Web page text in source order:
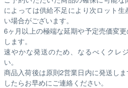
によっては供給不足により次ロット
い場合がございます。
6ヶ月以上の極端な延期や予定売価変
します。
速やかな発送のため、なるべくクレ
い。
商品入荷後は原則2営業日内に発送し
したらお早めにご連絡ください。